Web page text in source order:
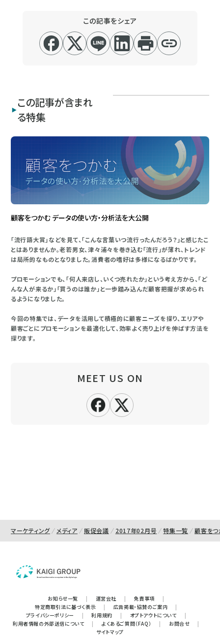
この記事をシェア
この記事が含まれ
る特集
顧客をつかむ データの使い方・分析法を大公開
「流行語大賞」などを見て、「こんな言葉いつ流行ったんだろう？」と感じたこ
とはありませんか。老若男女、津々浦々を巻き込む「流行」が薄れ、トレンド
は局所的なものとなりました。消費者の嗜好は多様になるばかりです。
プロモーションでも、「何人来店し、いくつ売れたか」という考え方から、「ど
んな人が来るか」「買うのは誰か」と一歩踏み込んだ顧客把握が求められ
るようになりました。
今回の特集では、データを活用して積極的に顧客ニーズを探り、エリアや
顧客ごとにプロモーションを最適化して、効率よく売り上げを伸ばす方法を
探ります。
MEET US ON
マーケティング メディア 販促会議 2017年02月号 特集一覧 顧客を
お知らせ一覧 | 運営会社 | 免責事項
|
特定商取引法に基づく表示
| 広告掲載・協賛のご案内
|
プライバシーポリシー
| 利用規約 | オプトアウトについて
|
利用者情報の外部送信について
| よくあるご質問（FAQ） | お問合せ
|
サイトマップ